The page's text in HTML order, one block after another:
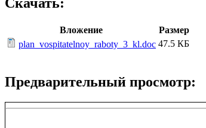
Скачать:
Вложение
Размер
plan_vospitatelnoy_raboty_3_kl.doc 47.5 КБ
Предварительный просмотр: